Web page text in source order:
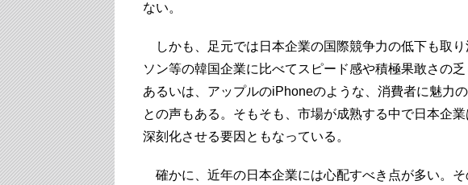
ない。
しかも、足元では日本企業の国際競争力の低下も取
ソン等の韓国企業に比べてスピード感や積極果敢さの
あるいは、アップルのiPhoneのような、消費者に魅力
との声もある。そもそも、市場が成熟する中で日本企
深刻化させる要因ともなっている。
確かに、近年の日本企業には心配すべき点が多い。